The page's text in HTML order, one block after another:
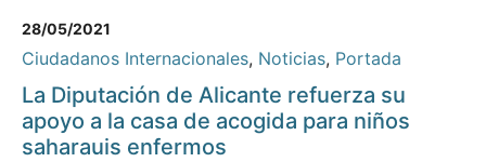
28/05/2021
Ciudadanos Internacionales, Noticias, Portada
La Diputación de Alicante refuerza su
apoyo a la casa de acogida para niños
saharauis enfermos